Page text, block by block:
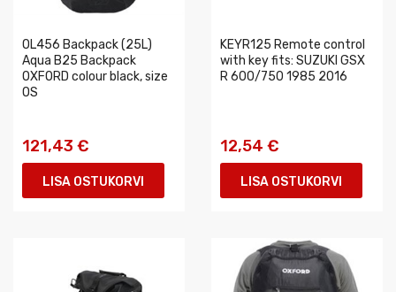
OL456 Backpack (25L)
Aqua B25 Backpack
OXFORD colour black, size
OS
121,43 €
LISA OSTUKORVI
KEYR125 Remote control
with key fits: SUZUKI GSX
R 600/750 1985 2016
12,54 €
LISA OSTUKORVI